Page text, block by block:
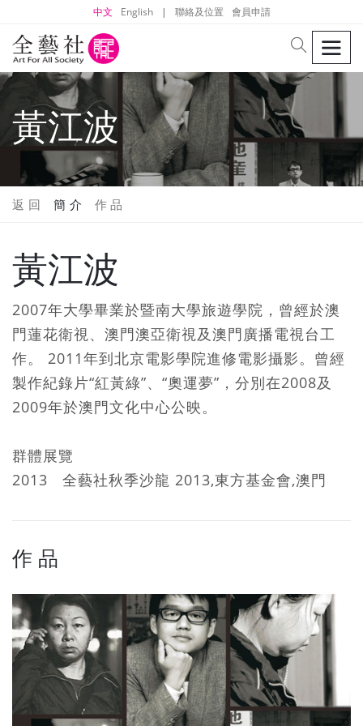
中文 English | 聯絡及位置 會員申請
search
黃江波
返 回 簡 介 作 品
黃江波
2007年大學畢業於暨南大學旅遊學院，曾經於澳
門蓮花衛視、澳門澳亞衛視及澳門廣播電視台工
作。 2011年到北京電影學院進修電影攝影。曾經
製作紀錄片“紅黃綠”、“奧運夢”，分別在2008及
2009年於澳門文化中心公映。
群體展覽
2013 全藝社秋季沙龍 2013,東方基金會,澳門
作 品